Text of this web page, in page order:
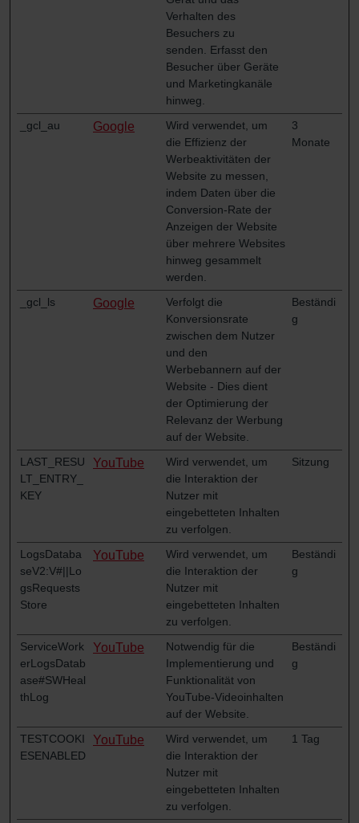
Zehnder Polska Sp. z o.o.: Oświadczenie o ochronie
Zehnder Group UK Limited: Privacy Policy
Zehnder Group Deutschland GmbH
Verhalten des
Besuchers zu
senden. Erfasst den
Besucher über Geräte
und Marketingkanäle
hinweg.
_gcl_au Google
Wird verwendet, um
die Effizienz der
Werbeaktivitäten der
Website zu messen,
indem Daten über die
Conversion-Rate der
Anzeigen der Website
über mehrere Websites
hinweg gesammelt
werden.
3
Monate
_gcl_ls Google
Verfolgt die
Konversionsrate
zwischen dem Nutzer
und den
Werbebannern auf der
Website - Dies dient
der Optimierung der
Relevanz der Werbung
auf der Website.
Beständi
g
LAST_RESU
LT_ENTRY_
KEY
YouTube
Wird verwendet, um
die Interaktion der
Nutzer mit
eingebetteten Inhalten
zu verfolgen.
Sitzung
LogsDataba
seV2:V#||Lo
gsRequests
Store
YouTube
Wird verwendet, um
die Interaktion der
Nutzer mit
eingebetteten Inhalten
zu verfolgen.
Beständi
g
ServiceWork
erLogsDatab
ase#SWHeal
thLog
YouTube
Notwendig für die
Implementierung und
Funktionalität von
YouTube-Videoinhalten
auf der Website.
Beständi
g
TESTCOOKI
ESENABLED
YouTube
Wird verwendet, um
die Interaktion der
Nutzer mit
eingebetteten Inhalten
zu verfolgen.
1 Tag